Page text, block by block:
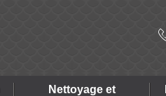
Nettoyage et